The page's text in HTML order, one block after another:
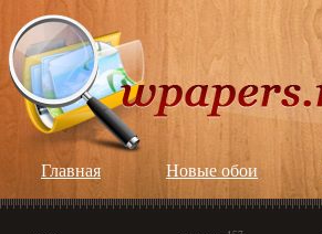
Главная Новые обои